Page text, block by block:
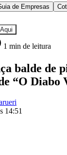
1min de leitura
balde de
14:51